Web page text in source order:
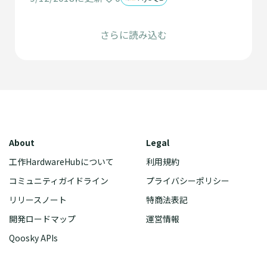
さらに読み込む
About
工作HardwareHubについて
コミュニティガイドライン
リリースノート
開発ロードマップ
Qoosky APIs
Legal
利用規約
プライバシーポリシー
特商法表記
運営情報